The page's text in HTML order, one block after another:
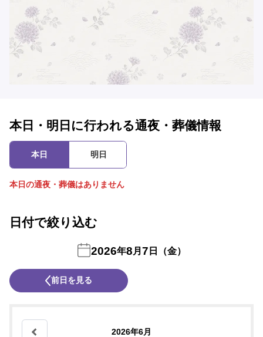
本日・明日に行われる通夜・葬儀情報
本日 明日
本日の通夜・葬儀はありません
日付で絞り込む
前日を見る
2026年8 月 7 日（金）
2026年6月